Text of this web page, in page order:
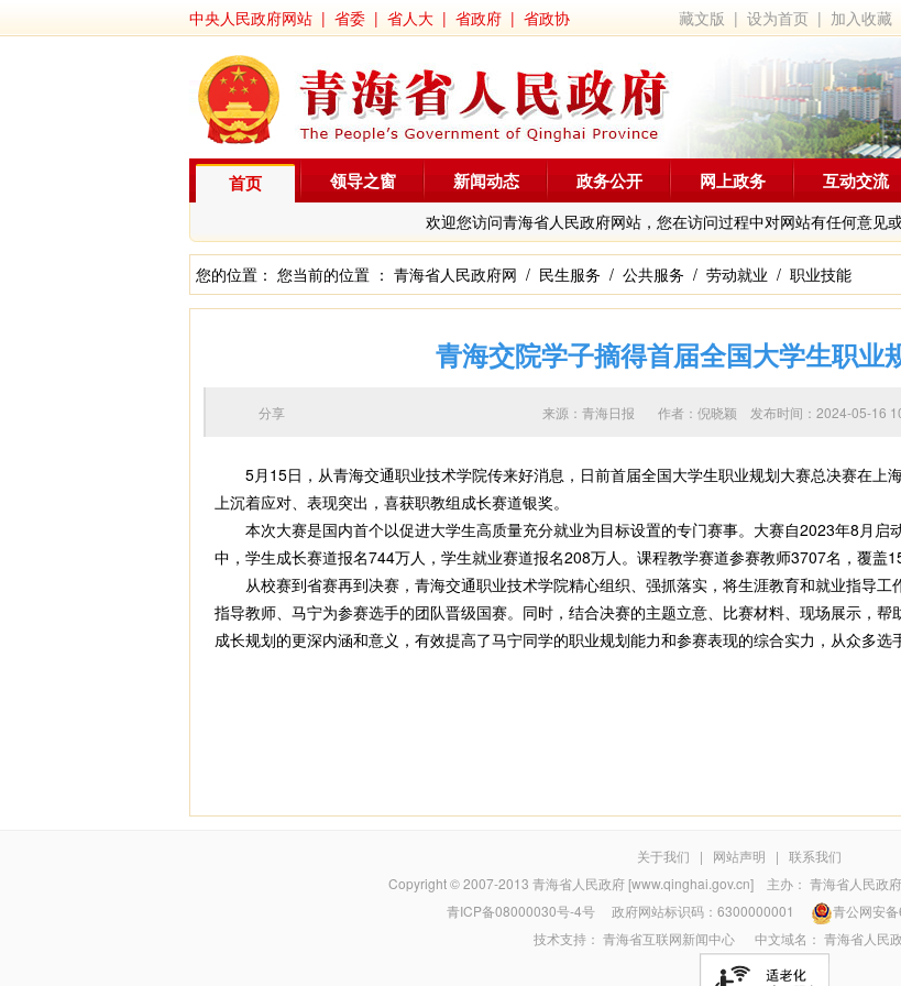
中央人民政府网站 | 省委 | 省人大 | 省政府 | 省政协 藏文版 |设为首页 | 加入收藏
首页
欢迎您访问青海省人民政府网站，您在访问过程中对网站有任何意见
领导之窗 新闻动态 政务公开 网上政务 互动交流
您的位置： 您当前的位置 ： 青海省人民政府网 / 民生服务 / 公共服务 / 劳动就业 / 职业技能
青海交院学子摘得首届全国大学生职业
来源：青海日报 作者： 倪晓颖 发布时间：2024-05-
分享
5月15日，从青海交通职业技术学院传来好消息，日前首届全国大学生职业规划大赛总决赛在上
上沉着应对、表现突出，喜获职教组成长赛道银奖。
本次大赛是国内首个以促进大学生高质量充分就业为目标设置的专门赛事。大赛自2023年8月启
中，学生成长赛道报名744万人，学生就业赛道报名208万人。课程教学赛道参赛教师3707名，覆盖
从校赛到省赛再到决赛，青海交通职业技术学院精心组织、强抓落实，将生涯教育和就业指导工
指导教师、马宁为参赛选手的团队晋级国赛。同时，结合决赛的主题立意、比赛材料、现场展示，
成长规划的更深内涵和意义，有效提高了马宁同学的职业规划能力和参赛表现的综合实力，从众多选
关于我们 | 网站声明 | 联系我们
Copyright © 2007-2013 青海省人民政府 [www.qinghai.gov.cn] 主办： 青海省人民政府
青ICP备08000030号-4号政府网站标识码：6300000001
青公网安
技术支持： 青海省互联网新闻中心中文域名： 青海省人民